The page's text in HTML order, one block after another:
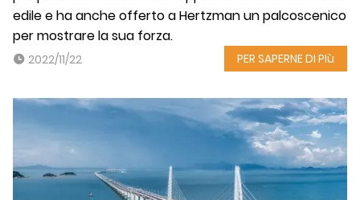
edile e ha anche offerto a Hertzman un palcoscenico
per mostrare la sua forza.
2022/11/22 PER SAPERNE DI PIù